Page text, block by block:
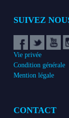
SUIVEZ
Vie privée
Condition générale
Mention légale
CONTACT